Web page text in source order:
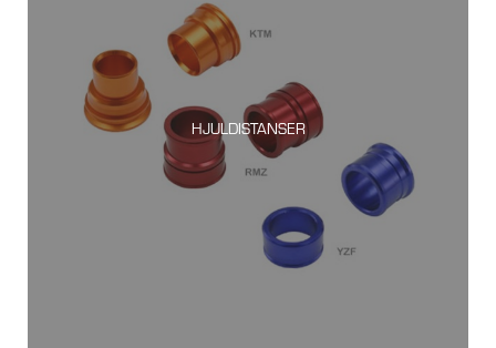
HJULDISTANSER